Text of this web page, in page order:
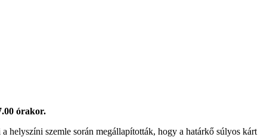
órakor.
helyszíni szemle során megállapították, hogy a határkő súlyos kárt